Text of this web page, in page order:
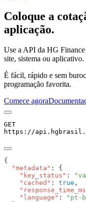
Coloque a
aplicação.
Use a API da HG
site, sistema ou aplicativo.
É fácil, rápido e sem
programação favorita.
Comece agora
GET
https://
  "metadata"
    "key_status"
:
    "cached"
: true
    "language"
: